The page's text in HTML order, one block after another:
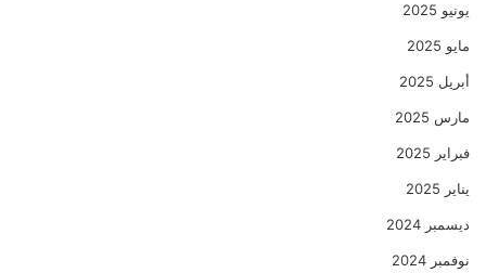
يونيو 2025
مايو 2025
أبريل 2025
مارس 2025
فبراير 2025
يناير 2025
ديسمبر 2024
نوفمبر 2024